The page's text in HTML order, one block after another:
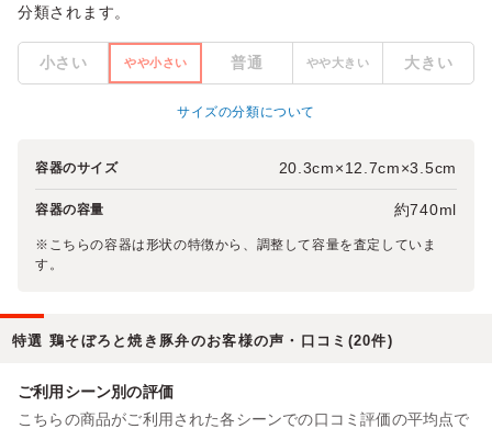
分類されます。
小さい やや小さい 普通 やや大きい 大きい
サイズの分類について
容器のサイズ 20.3cm×12.7cm×3.5cm
容器の容量 約740ml
※こちらの容器は形状の特徴から、調整して容量を査定していま
す。
特選 鶏そぼろと焼き豚弁のお客様の声・口コミ(20件)
ご利用シーン別の評価
こちらの商品がご利用された各シーンでの口コミ評価の平均点で